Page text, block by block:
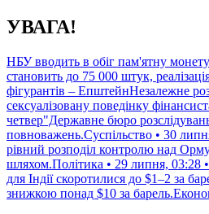
Перейти
до
УВАГА!
НБУ вводить в обіг пам'ятну
становить до 75 000 штук,
фігурантів – ЕпштейнНезалежне
сексуалізовану поведінку
четвер"Державне бюро
повноважень.Суспільство • 30
рівний розподіл контролю над
шляхом.Політика • 29 липня, 03:28
для Індії скоротилися до $1–2 за
знижкою понад $10 за